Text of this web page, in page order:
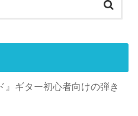
』ギター初心者向けの弾き